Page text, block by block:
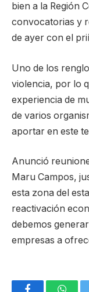
bien a la Región
convocatorias y
de ayer con el
Uno de los
violencia, por lo
experiencia de
de varios
aportar en este
Anunció
Maru Campos,
esta zona del
reactivación
debemos
empresas a